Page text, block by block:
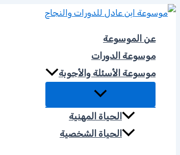
تخطي
المحتوى
عن الموسوعة
موسوعة الدورات
موسوعة الأسئلة والأجوبة
الحياة المهنية
الحياة الشخصية